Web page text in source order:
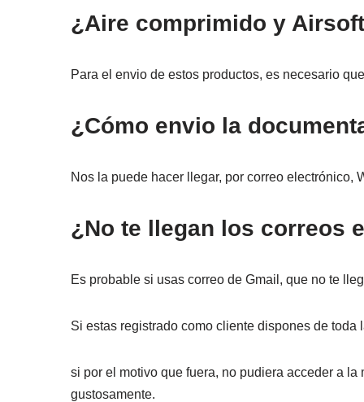
¿Aire comprimido y
Para el envio de estos productos, es necesario
¿Cómo envio la
Nos la puede hacer llegar, por correo
¿No te llegan los correos
Es probable si usas correo de Gmail, que no te
Si estas registrado como cliente dispones de toda
si por el motivo que fuera, no pudiera acceder a
gustosamente.